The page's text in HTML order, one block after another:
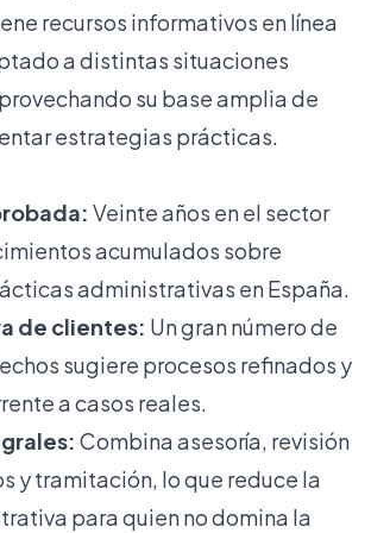
recursos informativos en línea
a distintas situaciones
su base amplia de
estrategias prácticas.
Veinte años en el sector
acumulados sobre
administrativas en España.
de clientes: Un gran número de
sugiere procesos refinados y
a casos reales.
Combina asesoría, revisión
y tramitación, lo que reduce la
para quien no domina la